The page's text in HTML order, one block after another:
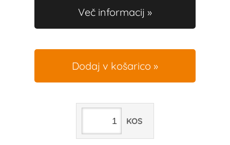
Več informacij
Dodaj v košarico
KOS